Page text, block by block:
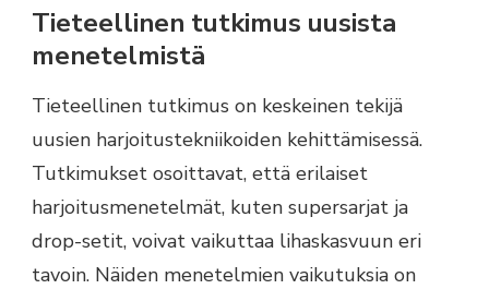
Tieteellinen tutkimus uusista
menetelmistä
Tieteellinen tutkimus on keskeinen tekijä
uusien harjoitustekniikoiden kehittämisessä.
Tutkimukset osoittavat, että erilaiset
harjoitusmenetelmät, kuten supersarjat ja
drop-setit, voivat vaikuttaa lihaskasvuun eri
tavoin. Näiden menetelmien vaikutuksia on